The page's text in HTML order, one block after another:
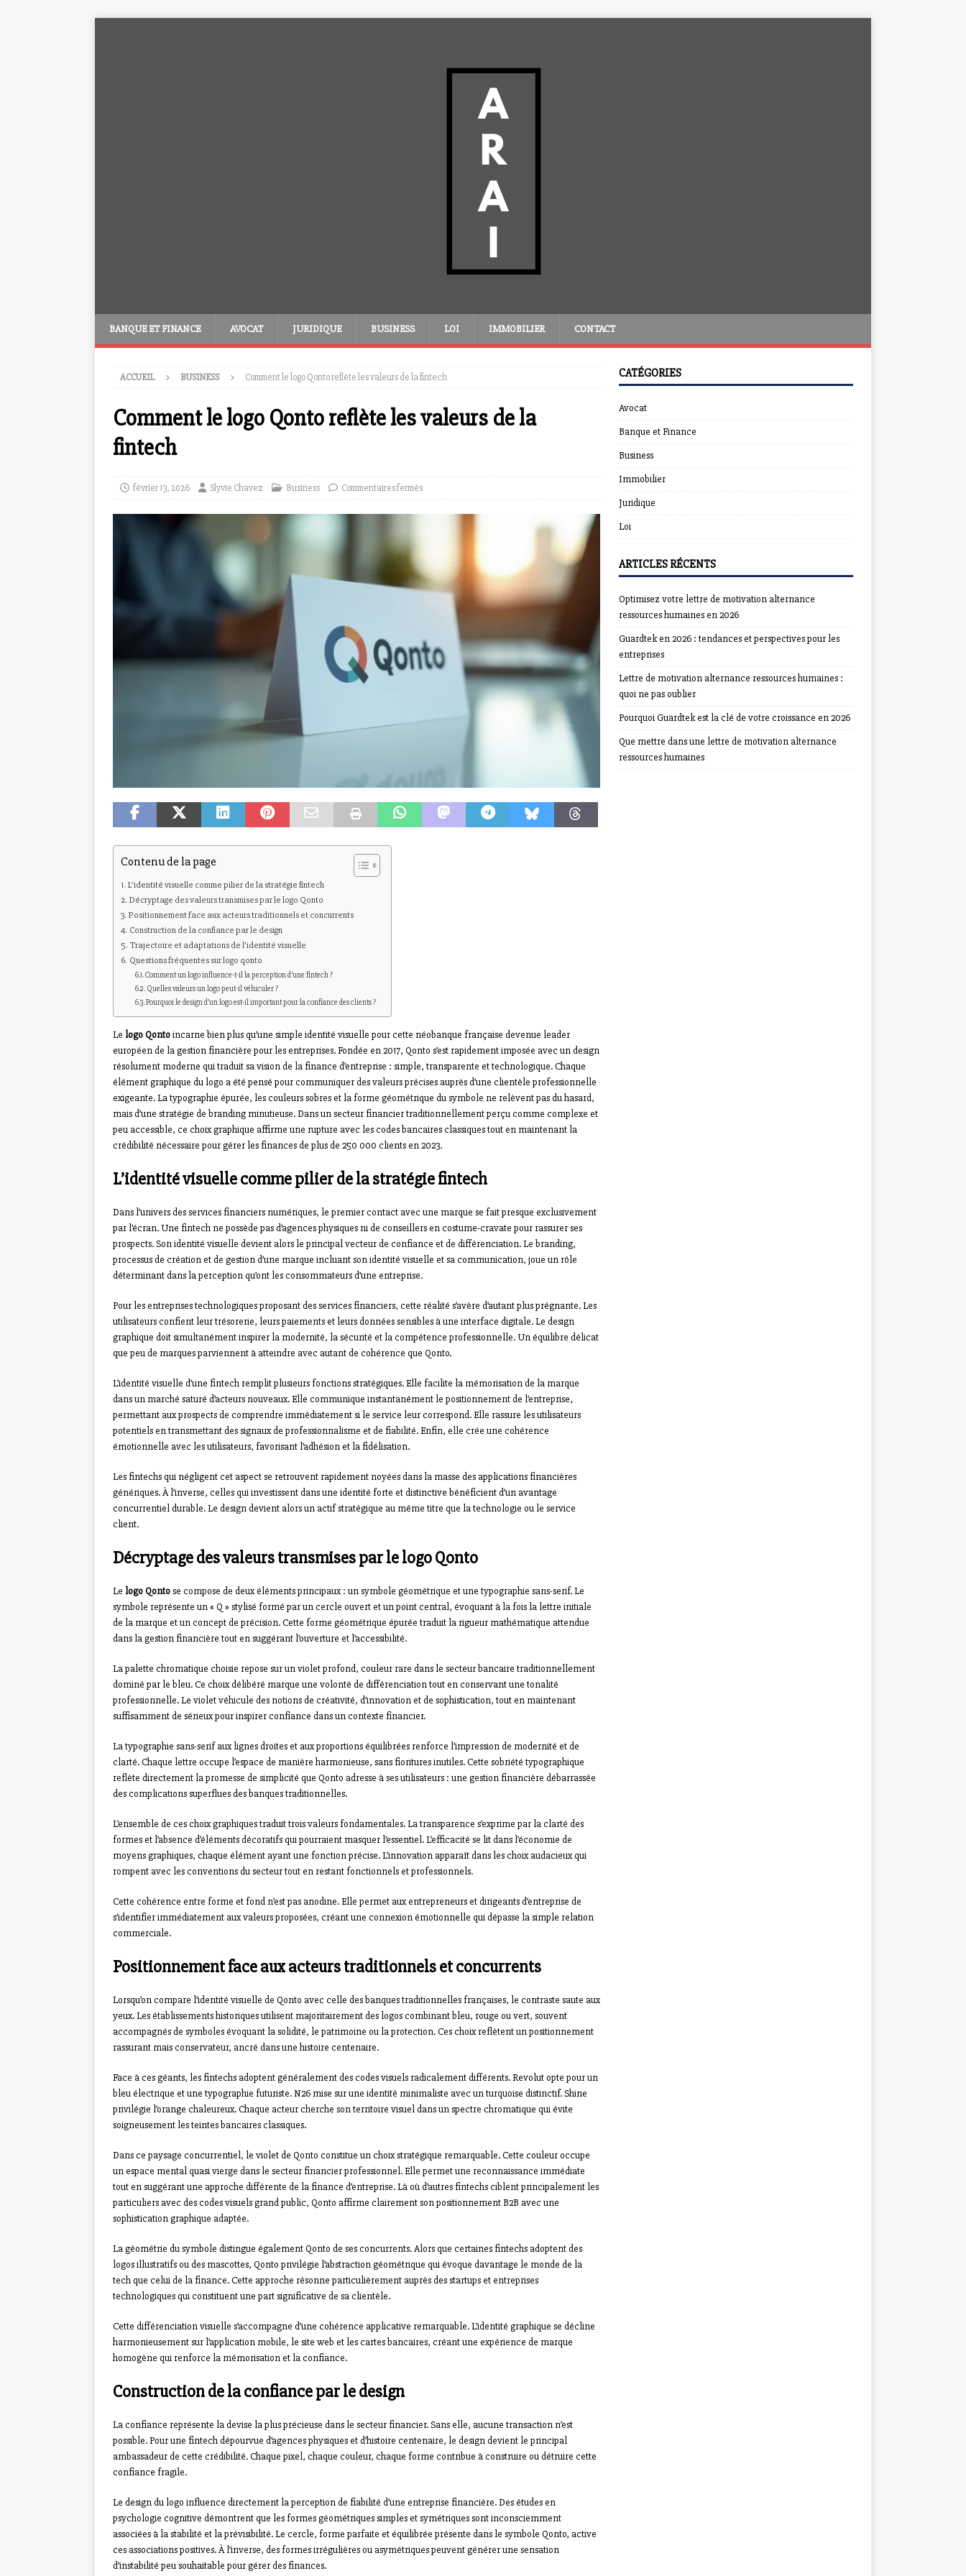
BANQUE ET FINANCE AVOCAT JURIDIQUE BUSINESS LOI IMMOBILIER CONTACT
ACCUEIL BUSINESS Comment le logo Qonto reflète les valeurs de la fintech
Comment le logo Qonto reflète les valeurs de la
fintech
février 13, 2026 Slyvie Chavez Business Commentaires fermés
Contenu de la page
L’identité visuelle comme pilier de la stratégie fintech
Décryptage des valeurs transmises par le logo Qonto
Positionnement face aux acteurs traditionnels et concurrents
Construction de la confiance par le design
Trajectoire et adaptations de l’identité visuelle
Questions fréquentes sur logo qonto
Comment un logo influence-t-il la perception d’une fintech ?
Quelles valeurs un logo peut-il véhiculer ?
Pourquoi le design d’un logo est-il important pour la confiance des clients ?
Le logo Qontoincarne bien plus qu’une simple identité visuelle pour cette néobanque française devenue leader
européen de la gestion financière pour les entreprises. Fondée en 2017, Qonto s’est rapidement imposée avec un design
résolument moderne qui traduit sa vision de la finance d’entreprise : simple, transparente et technologique. Chaque
élément graphique du logo a été pensé pour communiquer des valeurs précises auprès d’une clientèle professionnelle
exigeante. La typographie épurée, les couleurs sobres et la forme géométrique du symbole ne relèvent pas du hasard,
mais d’une stratégie de branding minutieuse. Dans un secteur financier traditionnellement perçu comme complexe et
peu accessible, ce choix graphique affirme une rupture avec les codes bancaires classiques tout en maintenant la
crédibilité nécessaire pour gérer les finances de plus de 250 000 clients en 2023.
L’identité visuelle comme pilier de la stratégie fintech
Dans l’univers des services financiers numériques, le premier contact avec une marque se fait presque exclusivement
par l’écran. Une fintech ne possède pas d’agences physiques ni de conseillers en costume-cravate pour rassurer ses
prospects. Son identité visuelle devient alors le principal vecteur de confiance et de différenciation. Le branding,
processus de création et de gestion d’une marque incluant son identité visuelle et sa communication, joue un rôle
déterminant dans la perception qu’ont les consommateurs d’une entreprise.
Pour les entreprises technologiques proposant des services financiers, cette réalité s’avère d’autant plus prégnante. Les
utilisateurs confient leur trésorerie, leurs paiements et leurs données sensibles à une interface digitale. Le design
graphique doit simultanément inspirer la modernité, la sécurité et la compétence professionnelle. Un équilibre délicat
que peu de marques parviennent à atteindre avec autant de cohérence que Qonto.
L’identité visuelle d’une fintech remplit plusieurs fonctions stratégiques. Elle facilite la mémorisation de la marque
dans un marché saturé d’acteurs nouveaux. Elle communique instantanément le positionnement de l’entreprise,
permettant aux prospects de comprendre immédiatement si le service leur correspond. Elle rassure les utilisateurs
potentiels en transmettant des signaux de professionnalisme et de fiabilité. Enfin, elle crée une cohérence
émotionnelle avec les utilisateurs, favorisant l’adhésion et la fidélisation.
Les fintechs qui négligent cet aspect se retrouvent rapidement noyées dans la masse des applications financières
génériques. À l’inverse, celles qui investissent dans une identité forte et distinctive bénéficient d’un avantage
concurrentiel durable. Le design devient alors un actif stratégique au même titre que la technologie ou le service
client.
Décryptage des valeurs transmises par le logo Qonto
Le logo Qontose compose de deux éléments principaux : un symbole géométrique et une typographie sans-serif. Le
symbole représente un « Q » stylisé formé par un cercle ouvert et un point central, évoquant à la fois la lettre initiale
de la marque et un concept de précision. Cette forme géométrique épurée traduit la rigueur mathématique attendue
dans la gestion financière tout en suggérant l’ouverture et l’accessibilité.
La palette chromatique choisie repose sur un violet profond, couleur rare dans le secteur bancaire traditionnellement
dominé par le bleu. Ce choix délibéré marque une volonté de différenciation tout en conservant une tonalité
professionnelle. Le violet véhicule des notions de créativité, d’innovation et de sophistication, tout en maintenant
suffisamment de sérieux pour inspirer confiance dans un contexte financier.
La typographie sans-serif aux lignes droites et aux proportions équilibrées renforce l’impression de modernité et de
clarté. Chaque lettre occupe l’espace de manière harmonieuse, sans fioritures inutiles. Cette sobriété typographique
reflète directement la promesse de simplicité que Qonto adresse à ses utilisateurs : une gestion financière débarrassée
des complications superflues des banques traditionnelles.
L’ensemble de ces choix graphiques traduit trois valeurs fondamentales. La transparence s’exprime par la clarté des
formes et l’absence d’éléments décoratifs qui pourraient masquer l’essentiel. L’efficacité se lit dans l’économie de
moyens graphiques, chaque élément ayant une fonction précise. L’innovation apparaît dans les choix audacieux qui
rompent avec les conventions du secteur tout en restant fonctionnels et professionnels.
Cette cohérence entre forme et fond n’est pas anodine. Elle permet aux entrepreneurs et dirigeants d’entreprise de
s’identifier immédiatement aux valeurs proposées, créant une connexion émotionnelle qui dépasse la simple relation
commerciale.
Positionnement face aux acteurs traditionnels et concurrents
Lorsqu’on compare l’identité visuelle de Qonto avec celle des banques traditionnelles françaises, le contraste saute aux
yeux. Les établissements historiques utilisent majoritairement des logos combinant bleu, rouge ou vert, souvent
accompagnés de symboles évoquant la solidité, le patrimoine ou la protection. Ces choix reflètent un positionnement
rassurant mais conservateur, ancré dans une histoire centenaire.
Face à ces géants, les fintechs adoptent généralement des codes visuels radicalement différents. Revolut opte pour un
bleu électrique et une typographie futuriste. N26 mise sur une identité minimaliste avec un turquoise distinctif. Shine
privilégie l’orange chaleureux. Chaque acteur cherche son territoire visuel dans un spectre chromatique qui évite
soigneusement les teintes bancaires classiques.
Dans ce paysage concurrentiel, le violet de Qonto constitue un choix stratégique remarquable. Cette couleur occupe
un espace mental quasi vierge dans le secteur financier professionnel. Elle permet une reconnaissance immédiate
tout en suggérant une approche différente de la finance d’entreprise. Là où d’autres fintechs ciblent principalement les
particuliers avec des codes visuels grand public, Qonto affirme clairement son positionnement B2B avec une
sophistication graphique adaptée.
La géométrie du symbole distingue également Qonto de ses concurrents. Alors que certaines fintechs adoptent des
logos illustratifs ou des mascottes, Qonto privilégie l’abstraction géométrique qui évoque davantage le monde de la
tech que celui de la finance. Cette approche résonne particulièrement auprès des startups et entreprises
technologiques qui constituent une part significative de sa clientèle.
Cette différenciation visuelle s’accompagne d’une cohérence applicative remarquable. L’identité graphique se décline
harmonieusement sur l’application mobile, le site web et les cartes bancaires, créant une expérience de marque
homogène qui renforce la mémorisation et la confiance.
Construction de la confiance par le design
La confiance représente la devise la plus précieuse dans le secteur financier. Sans elle, aucune transaction n’est
possible. Pour une fintech dépourvue d’agences physiques et d’histoire centenaire, le design devient le principal
ambassadeur de cette crédibilité. Chaque pixel, chaque couleur, chaque forme contribue à construire ou détruire cette
confiance fragile.
Le design du logo influence directement la perception de fiabilité d’une entreprise financière. Des études en
psychologie cognitive démontrent que les formes géométriques simples et symétriques sont inconsciemment
associées à la stabilité et la prévisibilité. Le cercle, forme parfaite et équilibrée présente dans le symbole Qonto, active
ces associations positives. À l’inverse, des formes irrégulières ou asymétriques peuvent générer une sensation
d’instabilité peu souhaitable pour gérer des finances.
CATÉGORIES
Avocat
Banque et Finance
Business
Immobilier
Juridique
Loi
ARTICLES RÉCENTS
Optimisez votre lettre de motivation alternance
ressources humaines en 2026
Guardtek en 2026 : tendances et perspectives pour les
entreprises
Lettre de motivation alternance ressources humaines :
quoi ne pas oublier
Pourquoi Guardtek est la clé de votre croissance en 2026
Que mettre dans une lettre de motivation alternance
ressources humaines